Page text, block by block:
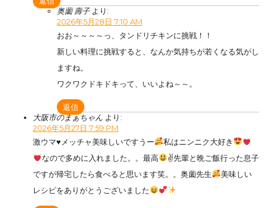
奥薗 壽子 より:
2026年5月28日 7:10 AM
おお～～～～っ、タンドリチキンに挑戦！！
新しい料理に挑戦すると、なんか気持ちが若くなる気がし
ますね。
ワクワクドキドキって、いいよね～～。
返信
大阪市のまぁちゃん より:
2026年5月27日 7:59 PM
激ウマ♥️ メッチャ美味しいですうー
私はニンニク大好き
なので多めに入れました。。最高
✌先輩と晩ご飯行った息子
ですが帰宅したら食べると思います笑。。奥薗先生
美味しい
レシピをありがとうございました